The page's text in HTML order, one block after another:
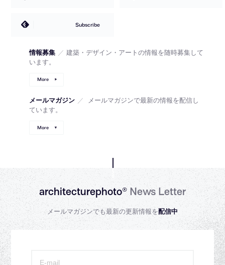
Subscribe
情報募集 ／ 建築・デザイン・アートの情報を随時募集して
います。
More
メールマガジン ／
メールマガジンで最新の情報を配信し
ています。
More
architecturephoto®News Letter
メールマガジンでも最新の更新情報を配信中